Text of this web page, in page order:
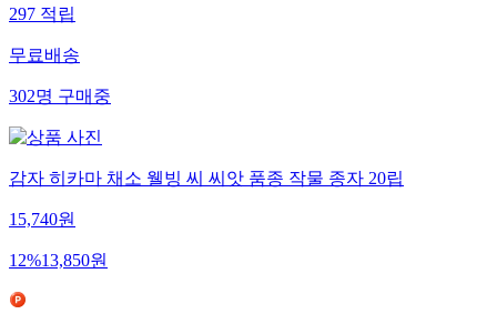
297적립
무료배송
302명구매중
감자 히카마 채소 웰빙 씨 씨앗 품종 작물 종자 20립
15,740원
12%13,850원